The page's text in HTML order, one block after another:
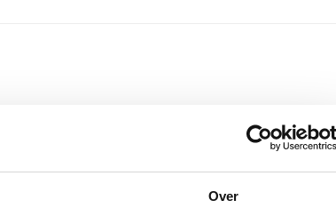
Over